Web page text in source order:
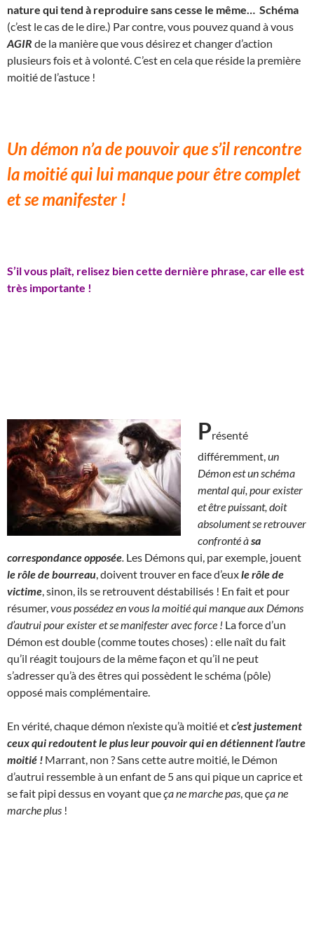
nature qui tend à reproduire sans cesse le même… Schéma
(c’est le cas de le dire.) Par contre, vous pouvez quand à vous
AGIR de la manière que vous désirez et changer d’action
plusieurs fois et à volonté. C’est en cela que réside la première
moitié de l’astuce !
Un démon n’a de pouvoir que s’il rencontre
la moitié qui lui manque pour être complet
et se manifester !
S’il vous plaît, relisez bien cette dernière phrase, car elle est
très importante !
Présenté
différemment, un
Démon est un schéma
mental qui, pour exister
et être puissant, doit
absolument se retrouver
confronté àsa
correspondance opposée Les Démons qui, par exemple, jouent
le rôle de bourreau , doivent trouver en face d’euxle rôle de
victime , sinon, ils se retrouvent déstabilisés ! En fait et pour
résumer, vous possédez en vous la moitié qui manque aux Démons
d’autrui pour exister et se manifester avec force ! La force d’un
Démon est double (comme toutes choses) : elle naît du fait
qu’il réagit toujours de la même façon et qu’il ne peut
s’adresser qu’à des êtres qui possèdent le schéma (pôle)
opposé mais complémentaire.
En vérité, chaque démon n’existe qu’à moitié etc’est justement
ceux qui redoutent le plus leur pouvoir qui en détiennent l’autre
moitié ! Marrant, non ? Sans cette autre moitié, le Démon
d’autrui ressemble à un enfant de 5 ans qui pique un caprice et
se fait pipi dessus en voyant queça ne marche pas , queça ne
marche plus !